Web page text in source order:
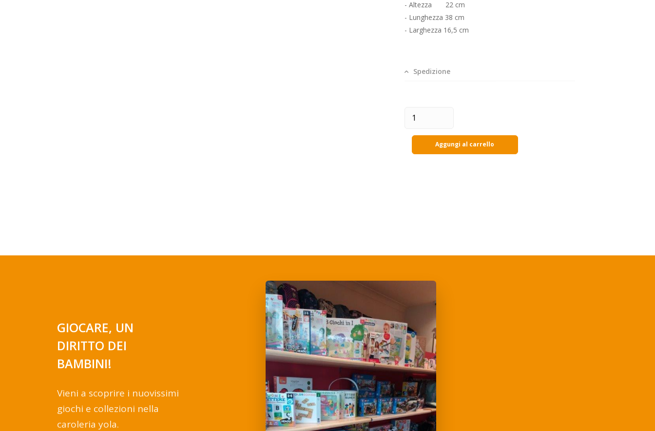
- Altezza
22 cm
- Lunghezza 38 cm
- Larghezza 16,5 cm
Spedizione
Aggungi al carrello
GIOCARE, UN
DIRITTO DEI
BAMBINI!
Vieni a scoprire i nuovissimi
giochi e collezioni nella
caroleria yola.